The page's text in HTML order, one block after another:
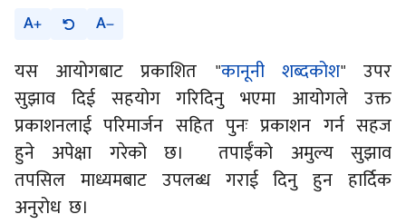
A A
यस आयोगबाट प्रकाशित "कानूनी शब्दकोश" उपर
सुझाव दिई सहयोग गरिदिनु भएमा आयोगले उक्त
प्रकाशनलाई परिमार्जन सहित पुनः प्रकाशन गर्न सहज
हुने अपेक्षा गरेको छ। तपाईँको अमुल्य सुझाव
तपसिल माध्यमबाट उपलब्ध गराई दिनु हुन हार्दिक
अनुरोध छ।